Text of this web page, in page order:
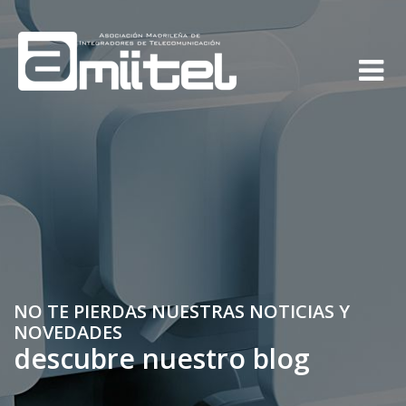
NO TE PIERDAS NUESTRAS NOTICIAS Y
NOVEDADES
descubre nuestro blog